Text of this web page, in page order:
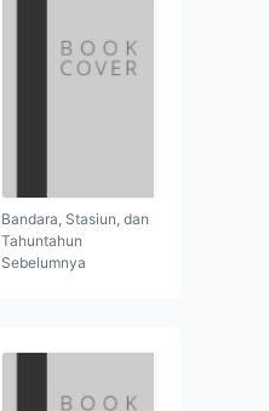
Bandara, Stasiun, dan
Tahuntahun
Sebelumnya